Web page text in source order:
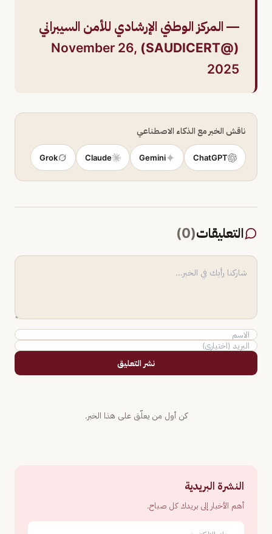
— المركز الوطني الإرشادي للأمن السيبراني
(@SAUDICERT)
November 26,
2025
ناقش الخبر مع الذكاء الاصطناعي
ChatGPT
Gemini
Claude
Grok
التعليقات(
0
)
نشر التعليق
كن أول من يعلّق على هذا الخبر.
النشرة البريدية
أهم الأخبار إلى بريدك كل صباح.